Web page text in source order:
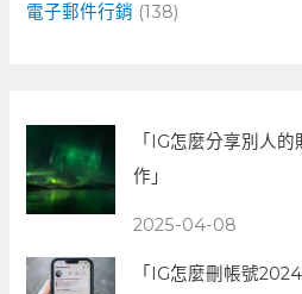
電子郵件行銷 (138)
「IG怎麼分享別人
作」
2025-04-08
「IG怎麼刪帳號